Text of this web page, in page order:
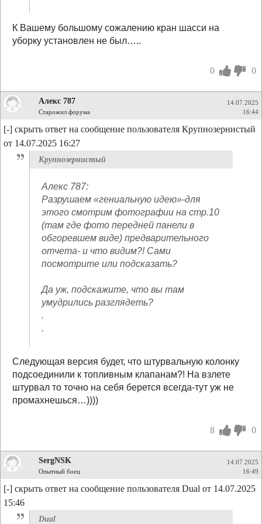
К Вашему большому сожалению кран шасси на
уборку установлен не был…..
0 0
Алекс 787
Старожил форума
14.07.2025
16:44
[-] скрыть ответ на сообщение пользователя Крупнозернистый
от 14.07.2025 16:27
Крупнозернистый
Алекс 787:
Разрушаем «гениальную идею»-для
этого смотрим фотографии на стр.10
(там где фото передней панели в
обгоревшем виде) предварительного
отчета- и что видим?! Сами
посмотрите или подсказать?
Да уж, подскажите, что вы там
умудрились разглядеть?
.
.
Следующая версия будет, что штурвальную колонку
подсоединили к топливным клапанам?! На взлете
штурвал то точно на себя берется всегда-тут уж не
промахнешься…))))
8 0
SergNSK
Опытный боец
14.07.2025
16:49
[-] скрыть ответ на сообщение пользователя Dual от 14.07.2025
15:46
Dual